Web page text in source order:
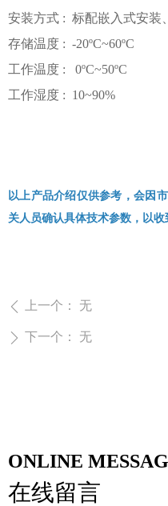
安装方式 : 标配嵌入式安装
存储温度 : -20ºC~60ºC
工作温度 : 0ºC~50ºC
工作湿度 : 10~90%
以上产品介绍仅供参考，会因
关人员确认具体技术参数，以收
ꄴ 上一个： 无
ꄲ 下一个： 无
ONLINE
在线留言